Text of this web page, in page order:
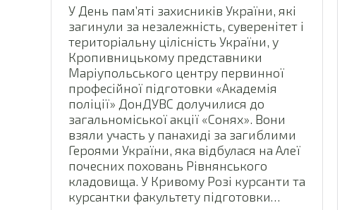
У День пам’яті захисників України, які
загинули за незалежність, суверенітет і
територіальну цілісність України, у
Кропивницькому представники
Маріупольського центру первинної
професійної підготовки «Академія
поліції» ДонДУВС долучилися до
загальноміської акції «Сонях». Вони
взяли участь у панахиді за загиблими
Героями України, яка відбулася на Алеї
почесних поховань Рівнянського
кладовища. У Кривому Розі курсанти та
курсантки факультету підготовки…